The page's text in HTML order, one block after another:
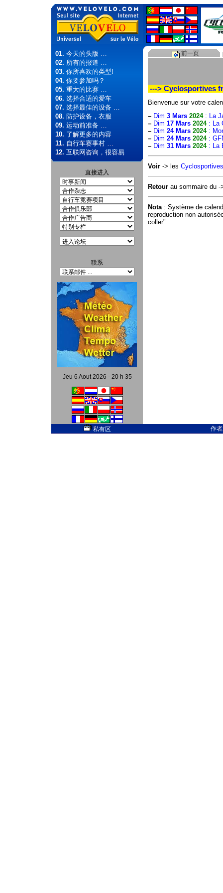
01.今天的头版 …
02.所有的报道 …
03.你所喜欢的类型!
04.你要参加吗？
05.重大的比赛 …
06.选择合适的爱车
07.选择最佳的设备 …
08.防护设备，衣服
09.运动前准备 …
10.了解更多的内容
11.自行车赛事村 …
12.互联网咨询，很容易
直接进入
联系
Jeu 6 Aout 2026 - 20 h 35
前一页
---> Cyclosportives
Bienvenue sur votre
– Dim 3 Mars 2024: La
– Dim 17 Mars 2024: La
– Dim 24 Mars 2024:
– Dim 24 Mars 2024:
– Dim 31 Mars 2024: La
Voir -> les
Retour au sommaire du
Nota: Système de
reproduction non
coller".
私有区 作